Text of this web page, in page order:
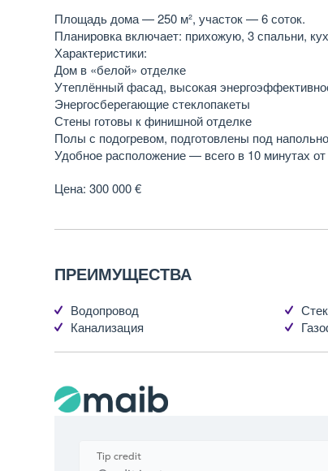
Площадь дома — 250 м², участок — 6 соток.
Планировка включает: прихожую, 3 спальни,
Характеристики:
Дом в «белой» отделке
Утеплённый фасад, высокая
Энергосберегающие стеклопакеты
Стены готовы к финишной отделке
Полы с подогревом, подготовлены под
Удобное расположение — всего в 10 минутах
Цена: 300 000 €
ПРЕИМУЩЕСТВА
Водопровод
Канализация